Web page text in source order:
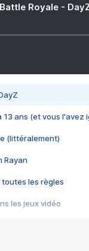
Royale -
13 ans (et vous l'avez
(littéralement)
Rayan
toutes les règles
les jeux vidéo